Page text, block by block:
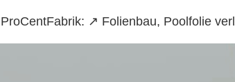
↗️ Folienbau, Poolfolie